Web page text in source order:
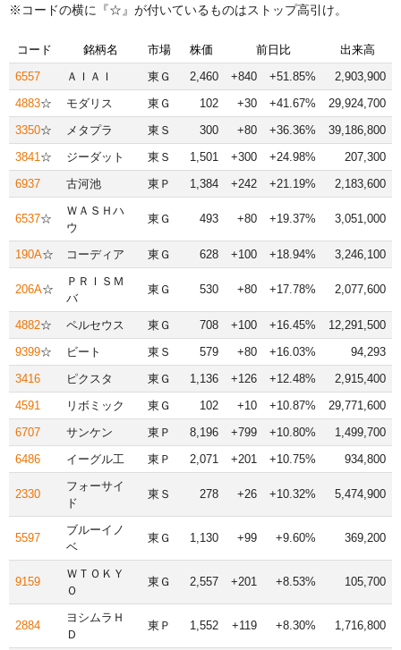
※コードの横に『☆』が付いているものはストップ高引け。
コード 銘柄名 市場 株価 前日比
出来高
6557
ＡＩＡＩ 東Ｇ 2,460 +840 +51.85%
2,903,900
4883☆ モダリス 東Ｇ 102 +30 +41.67%
29,924,700
3350☆ メタプラ 東Ｓ 300 +80 +36.36%
39,186,800
3841 ☆ ジーダット 東Ｓ 1,501 +300 +24.98%
207,300
6937
古河池 東Ｐ 1,384 +242 +21.19% 2,183,600
6537☆
ＷＡＳＨハ
ウ
東Ｇ 493 +80 +19.37% 3,051,000
190A☆ コーディア 東Ｇ 628 +100 +18.94% 3,246,100
206A☆
ＰＲＩＳＭ
バ
東Ｇ 530 +80 +17.78% 2,077,600
4882☆ ペルセウス 東Ｇ 708 +100 +16.45%
12,291,500
9399☆ ビート 東Ｓ 579 +80 +16.03%
94,293
3416
ピクスタ 東Ｇ 1,136 +126 +12.48%
2,915,400
4591
リボミック 東Ｇ 102 +10 +10.87%
29,771,600
6707
サンケン 東Ｐ 8,196 +799 +10.80%
1,499,700
6486
イーグル工 東Ｐ 2,071 +201 +10.75% 934,800
2330
フォーサイ
ド
東Ｓ 278 +26 +10.32% 5,474,900
5597
ブルーイノ
ベ
東Ｇ 1,130 +99 +9.60% 369,200
9159
ＷＴＯＫＹ
Ｏ
東Ｇ 2,557 +201 +8.53% 105,700
2884
ヨシムラＨ
Ｄ
東Ｐ 1,552 +119 +8.30% 1,716,800